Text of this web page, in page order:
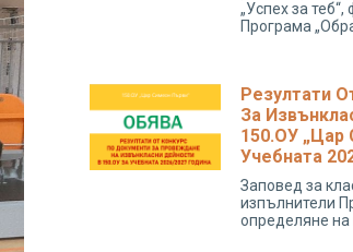
„Успех за
Програма
Резултати
За
150.ОУ „Цар
Учебната
Заповед за
изпълнители
определяне на